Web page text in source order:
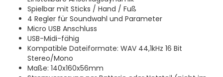
Spielbar mit Sticks / Hand / Fuß
4 Regler für Soundwahl und Parameter
Micro USB Anschluss
USB-Midi-fähig
Kompatible Dateiformate: WAV 44,1kHz 16 Bit
Stereo/Mono
Maße: 140x160x56mm